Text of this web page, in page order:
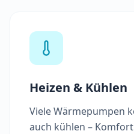
Heizen & Kühlen
Viele Wärmepumpen
auch kühlen – Komfort